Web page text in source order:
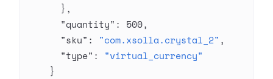
      },
      "quantity"
: 500,
      "sku"
: "com.xsolla.crystal_2" ,
      "type"
: "virtual_currency"
    }